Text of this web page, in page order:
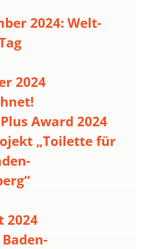
2024: Welt-
2024
Award 2024
„Toilette für
2024